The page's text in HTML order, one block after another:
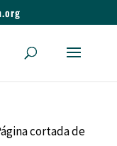
cortada de